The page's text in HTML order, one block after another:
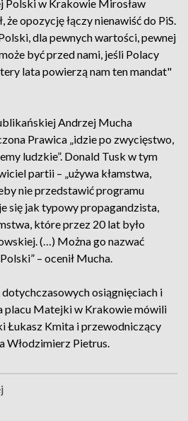
Polski w Krakowie Mirosław
opozycję łączy nienawiść do PiS.
dla pewnych wartości, pewnej
być przed nami, jeśli Polacy
lata powierzą nam ten mandat"
Andrzej Mucha
Prawica „idzie po zwycięstwo,
ludzkie”. Donald Tusk w tym
partii – „używa kłamstwa,
nie przedstawić programu
się jak typowy propagandzista,
które przez 20 lat było
(…) Można go nazwać
– ocenił Mucha.
osiągnięciach i
placu Matejki w Krakowie mówili
Łukasz Kmita i przewodniczący
Włodzimierz Pietrus.